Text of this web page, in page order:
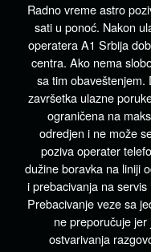
Radno vreme astro
sati u ponoć. Nakon
operatera A1 Srbija
centra. Ako nema
sa tim obaveštenjem.
završetka ulazne
ograničena na
odredjen i ne može
poziva operater
dužine boravka na liniji
i prebacivanja na
Prebacivanje veze sa
ne preporučuje
ostvarivanja